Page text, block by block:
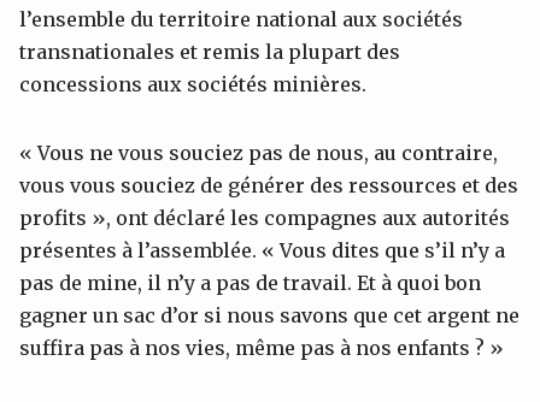
l’ensemble du territoire national aux sociétés
transnationales et remis la plupart des
concessions aux sociétés minières.
« Vous ne vous souciez pas de nous, au contraire,
vous vous souciez de générer des ressources et des
profits », ont déclaré les compagnes aux autorités
présentes à l’assemblée. « Vous dites que s’il n’y a
pas de mine, il n’y a pas de travail. Et à quoi bon
gagner un sac d’or si nous savons que cet argent ne
suffira pas à nos vies, même pas à nos enfants ? »